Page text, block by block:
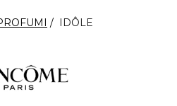
IDÔLE